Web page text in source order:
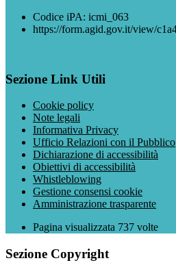
Codice iPA: icmi_063
https://form.agid.gov.it/view/
Sezione Link Utili
Cookie policy
Note legali
Informativa Privacy
Ufficio Relazioni con il Pubblico
Dichiarazione di accessibilità
Obiettivi di accessibilità
Whistleblowing
Gestione consensi cookie
Amministrazione trasparente
Pagina visualizzata 737 volte
Sezione Copyright